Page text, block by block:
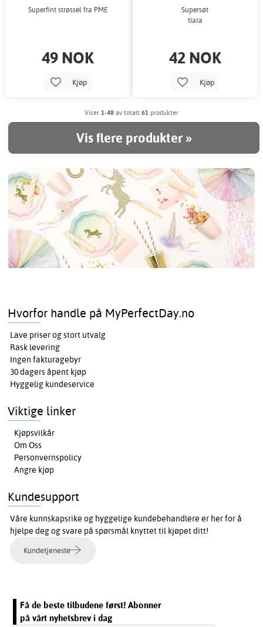
Superfint strøssel fra PME
49 NOK
Kjøp
Supersøt
tiara
42 NOK
Kjøp
Viser 1-48 av totalt 61 produkter
Vis flere produkter »
Hvorfor handle på MyPerfectDay.no
Lave priser og stort utvalg
Rask levering
Ingen fakturagebyr
30 dagers åpent kjøp
Hyggelig kundeservice
Viktige linker
Kjøpsvilkår
Om Oss
Personvernspolicy
Angre kjøp
Kundesupport
Våre kunnskapsrike og hyggelige kundebehandlere er her for å
hjelpe deg og svare på spørsmål knyttet til kjøpet ditt!
Kundetjeneste
Få de beste tilbudene først! Abonner
på vårt nyhetsbrev i dag